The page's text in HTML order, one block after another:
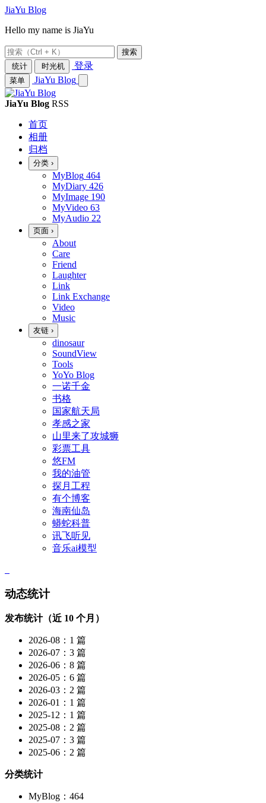
JiaYu Blog
Hello my name is JiaYu
搜索
统计
时光机 登录
菜单 JiaYu Blog
JiaYu Blog RSS
首页
相册
归档
分类 ›
MyBlog 464
MyDiary 426
MyImage 190
MyVideo 63
MyAudio 22
页面 ›
About
Care
Friend
Laughter
Link
Link Exchange
Video
Music
友链 ›
dinosaur
SoundView
Tools
YoYo Blog
一诺千金
书格
国家航天局
孝感之家
山里来了攻城狮
彩票工具
悠FM
我的油管
探月工程
有个博客
海南仙岛
蟒蛇科普
讯飞听见
音乐ai模型
动态统计
发布统计（近 10 个月）
2026-08：1 篇
2026-07：3 篇
2026-06：8 篇
2026-05：6 篇
2026-03：2 篇
2026-01：1 篇
2025-12：1 篇
2025-08：2 篇
2025-07：3 篇
2025-06：2 篇
分类统计
MyBlog：464